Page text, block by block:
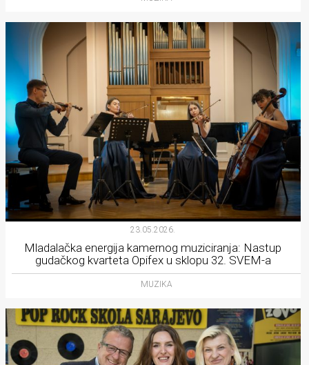
23.05.2026.
Mladalačka energija kamernog muziciranja: Nastup
gudačkog kvarteta Opifex u sklopu 32. SVEM-a
MUZIKA